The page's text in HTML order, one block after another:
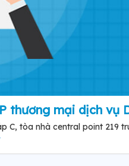
thương mại dịch vụ
C, tòa nhà central point 219